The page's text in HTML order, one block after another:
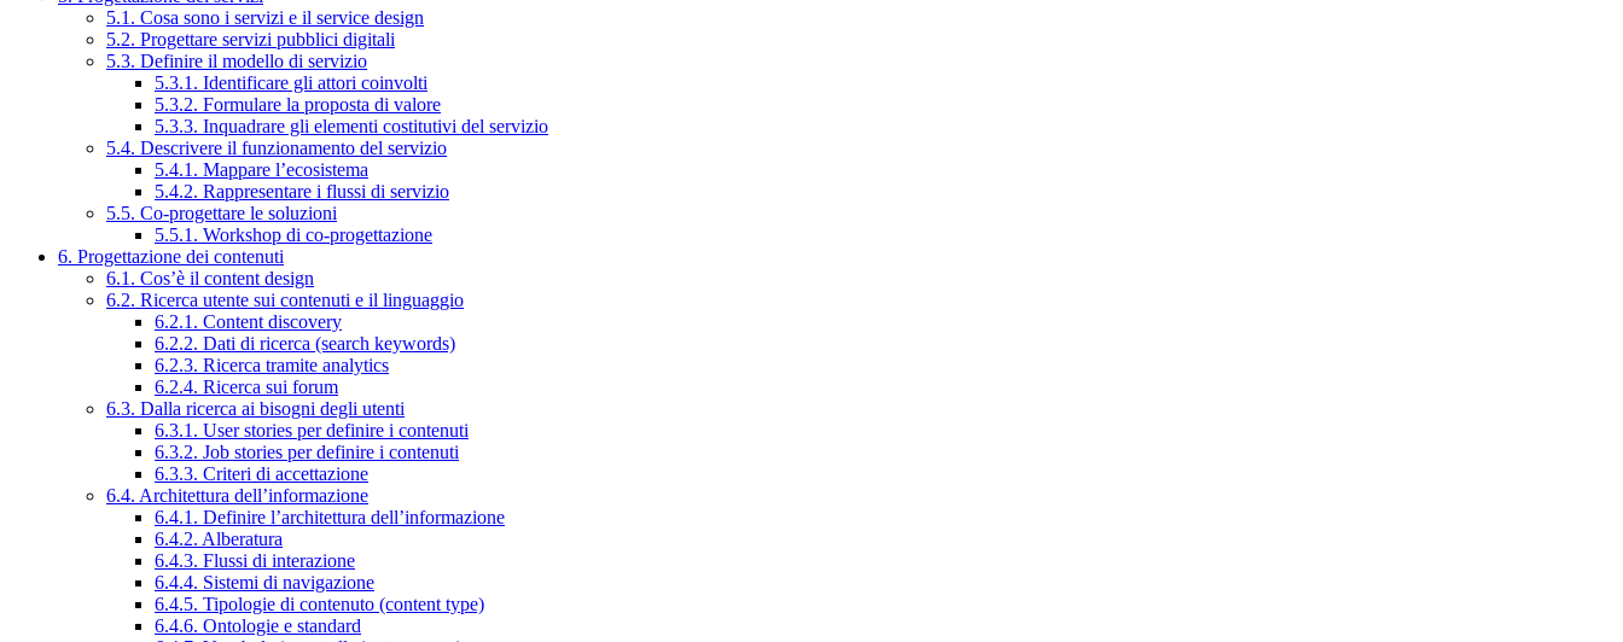
5.1. Cosa sono i servizi e il service design
5.2. Progettare servizi pubblici digitali
5.3. Definire il modello di servizio
5.3.1. Identificare gli attori coinvolti
5.3.2. Formulare la proposta di valore
5.3.3. Inquadrare gli elementi costitutivi del servizio
5.4. Descrivere il funzionamento del servizio
5.4.1. Mappare l’ecosistema
5.4.2. Rappresentare i flussi di servizio
5.5. Co-progettare le soluzioni
5.5.1. Workshop di co-progettazione
6. Progettazione dei contenuti
6.1. Cos’è il content design
6.2. Ricerca utente sui contenuti e il linguaggio
6.2.1. Content discovery
6.2.2. Dati di ricerca (search keywords)
6.2.3. Ricerca tramite analytics
6.2.4. Ricerca sui forum
6.3. Dalla ricerca ai bisogni degli utenti
6.3.1. User stories per definire i contenuti
6.3.2. Job stories per definire i contenuti
6.3.3. Criteri di accettazione
6.4. Architettura dell’informazione
6.4.1. Definire l’architettura dell’informazione
6.4.2. Alberatura
6.4.3. Flussi di interazione
6.4.4. Sistemi di navigazione
6.4.5. Tipologie di contenuto (content type)
6.4.6. Ontologie e standard